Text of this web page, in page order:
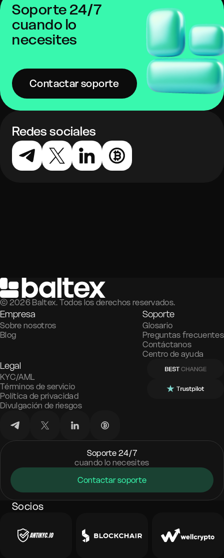
Soporte 24/7
cuando lo
necesites
Contactar soporte
Redes sociales
© 2026 Baltex. Todos los derechos reservados.
Empresa
Sobre nosotros
Blog
Soporte
Glosario
Preguntas frecuentes
Contáctanos
Centro de ayuda
Legal
KYC/AML
Términos de servicio
Política de privacidad
Divulgación de riesgos
Soporte 24/7
cuando lo necesites
Contactar soporte
Socios